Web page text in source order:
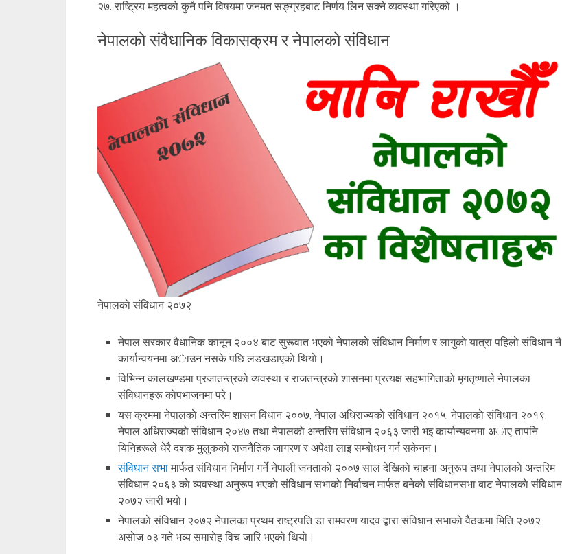
२७. राष्ट्रिय महत्वको कुनै पनि विषयमा जनमत सङ्ग्रहबाट निर्णय लिन सक्ने व्यवस्था गरिएको ।
नेपालकाे संवैधानिक विकासक्रम र नेपालकाे संविधान
नेपालकाे संविधान २०७२
नेपाल सरकार वैधानिक कानून २००४ बाट सुरूवात भएकाे नेपालकाे संविधान निर्माण र लागुकाे यात्रा पहिलाे संविधान नै
कार्यान्वयनमा अाउन नसके पछि लडखडाएकाे थियाे।
विभिन्न कालखण्डमा प्रजातन्त्रकाे व्यवस्था र राजतन्त्रकाे शासनमा प्रत्यक्ष सहभागिताकाे मृगतृष्णाले नेपालका
संविधानहरू काेपभाजनमा परे।
यस क्रममा नेपालकाे अन्तरिम शासन विधान २००७, नेपाल अधिराज्यकाे संविधान २०१५, नेपालकाे संविधान २०१९,
नेपाल अधिराज्यकाे संविधान २०४७ तथा नेपालकाे अन्तरिम संविधान २०६३ जारी भइ कार्यान्यवनमा अाए तापनि
यिनिहरूले धेरै दशक मुलुककाे राजनैतिक जागरण र अपेक्षा लाइ सम्बाेधन गर्न सकेनन।
संविधान सभामार्फत संविधान निर्माण गर्ने नेपाली जनताकाे २००७ साल देखिकाे चाहना अनुरूप तथा नेपालकाे अन्तरिम
संविधान २०६३ काे व्यवस्था अनुरूप भएकाे संविधान सभाकाे निर्वाचन मार्फत बनेकाे संविधानसभा बाट नेपालकाे संविधान
२०७२ जारी भयाे।
नेपालकाे संविधान २०७२ नेपालका प्रथम राष्ट्रपति डा रामवरण यादव द्वारा संविधान सभाकाे वैठकमा मिति २०७२
असाेज ०३ गते भव्य समाराेह विच जारि भएकाे थियाे।